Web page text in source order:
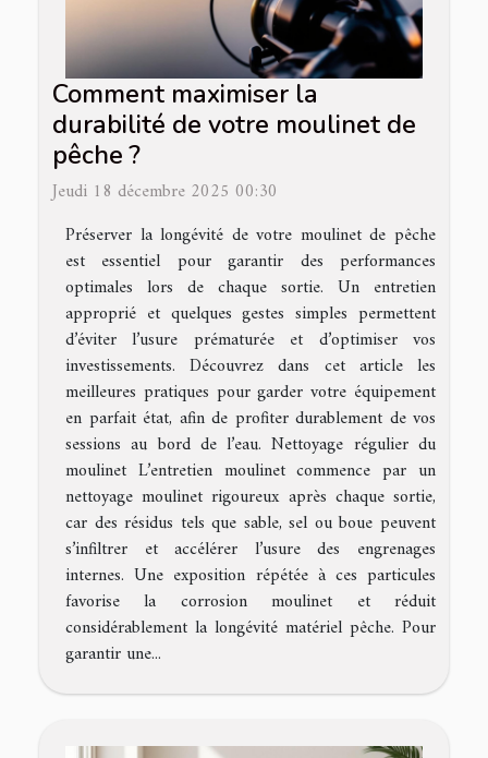
Comment maximiser la
durabilité de votre moulinet de
pêche ?
Jeudi 18 décembre 2025 00:30
Préserver la longévité de votre moulinet de pêche
est essentiel pour garantir des performances
optimales lors de chaque sortie. Un entretien
approprié et quelques gestes simples permettent
d’éviter l’usure prématurée et d’optimiser vos
investissements. Découvrez dans cet article les
meilleures pratiques pour garder votre équipement
en parfait état, afin de profiter durablement de vos
sessions au bord de l’eau. Nettoyage régulier du
moulinet L’entretien moulinet commence par un
nettoyage moulinet rigoureux après chaque sortie,
car des résidus tels que sable, sel ou boue peuvent
s’infiltrer et accélérer l’usure des engrenages
internes. Une exposition répétée à ces particules
favorise la corrosion moulinet et réduit
considérablement la longévité matériel pêche. Pour
garantir une...